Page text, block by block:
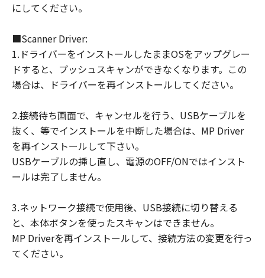
にしてください。
■Scanner Driver:
1.ドライバーをインストールしたままOSをアップグレー
ドすると、プッシュスキャンができなくなります。この
場合は、ドライバーを再インストールしてください。
2.接続待ち画面で、キャンセルを行う、USBケーブルを
抜く、等でインストールを中断した場合は、MP Driver
を再インストールして下さい。
USBケーブルの挿し直し、電源のOFF/ONではインスト
ールは完了しません。
3.ネットワーク接続で使用後、USB接続に切り替える
と、本体ボタンを使ったスキャンはできません。
MP Driverを再インストールして、接続方法の変更を行っ
てください。